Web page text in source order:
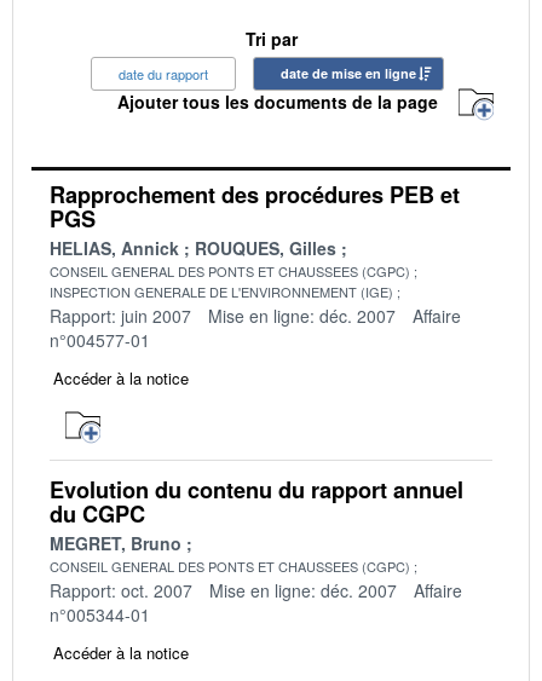
Tri par
date du rapport date de mise en ligne
Ajouter tous les documents de la page
Rapprochement des procédures PEB et
PGS
HELIAS, Annick ROUQUES, Gilles
CONSEIL GENERAL DES PONTS ET CHAUSSEES (CGPC)
INSPECTION GENERALE DE L'ENVIRONNEMENT (IGE)
Rapport: juin 2007 Mise en ligne: déc. 2007
Affaire
n°004577-01
Accéder à la notice
Evolution du contenu du rapport annuel
du CGPC
MEGRET, Bruno
CONSEIL GENERAL DES PONTS ET CHAUSSEES (CGPC)
Rapport: oct. 2007 Mise en ligne: déc. 2007
Affaire
n°005344-01
Accéder à la notice